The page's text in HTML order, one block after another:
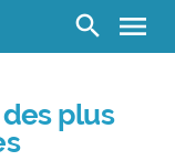
search menu
plus